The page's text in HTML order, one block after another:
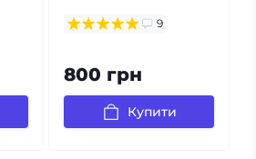
9
800 грн
Купити